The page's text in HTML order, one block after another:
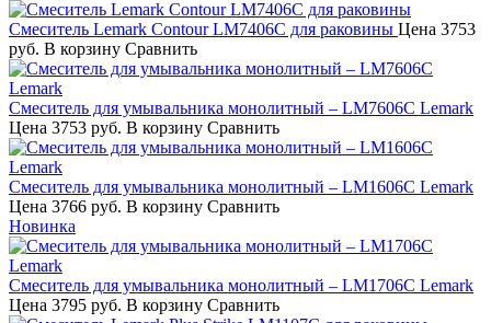
Смеситель Lemark Contour LM7406C для раковины Цена 3753
руб. В корзину Сравнить
Смеситель для умывальника монолитный – LM7606C Lemark
Цена 3753 руб. В корзину Сравнить
Смеситель для умывальника монолитный – LM1606C Lemark
Цена 3766 руб. В корзину Сравнить
Новинка
Смеситель для умывальника монолитный – LM1706C Lemark
Цена 3795 руб. В корзину Сравнить